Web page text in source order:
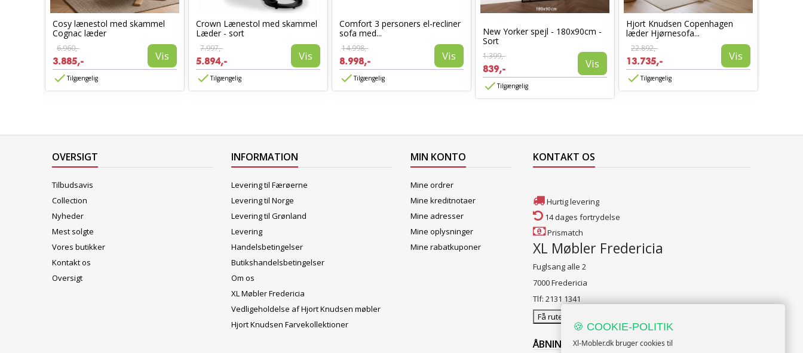
Cosy lænestol med skammel
Cognac læder
6.960,-
3.885,- Vis
Tilgængelig
Crown Lænestol med skammel
Læder - sort
7.997,-
5.894,- Vis
Tilgængelig
Comfort 3 personers el-recliner
sofa med...
14.998,-
8.998,- Vis
Tilgængelig
New Yorker spejl - 180x90cm -
Sort
1.399,-
839,- Vis
Tilgængelig
Hjort Knudsen Copenhagen
læder Hjørnesofa...
22.892,-
13.735,- Vis
Tilgængelig
OVERSIGT
Tilbudsavis
Collection
Nyheder
Mest solgte
Vores butikker
Kontakt os
Oversigt
INFORMATION
Levering til Færøerne
Levering til Norge
Levering til Grønland
Levering
Handelsbetingelser
Butikshandelsbetingelser
Om os
XL Møbler Fredericia
Vedligeholdelse af Hjort Knudsen møbler
Hjort Knudsen Farvekollektioner
MIN KONTO
Mine ordrer
Mine kreditnotaer
Mine adresser
Mine oplysninger
Mine rabatkuponer
KONTAKT OS
Hurtig levering
14 dages fortrydelse
Prismatch
XL Møbler Fredericia
Fuglsang alle 2
7000 Fredericia
Tlf: 2131 1341
Få rutevejledning
ÅBNINGSTIDER:
🍪 COOKIE-POLITIK
Xl-Mobler.dk bruger cookies til